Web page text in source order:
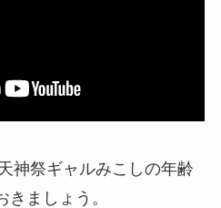
神祭ギャルみこしの年齢
ましょう。